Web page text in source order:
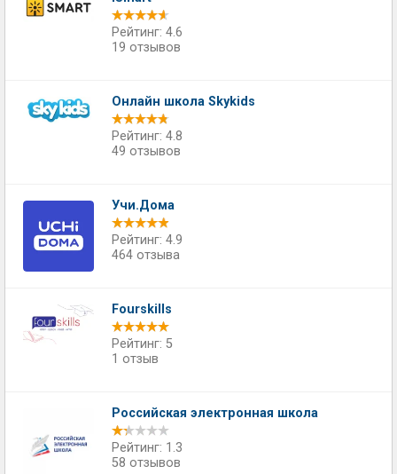
Рейтинг: 4.6
19 отзывов
​Онлайн школа Skykids
Рейтинг: 4.8
49 отзывов
Учи.Дома
Рейтинг: 4.9
464 отзыва
Fourskills
Рейтинг: 5
1 отзыв
Российская электронная школа
Рейтинг: 1.3
58 отзывов